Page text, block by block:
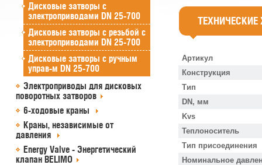
Дисковые затворы c
электроприводами DN 25-700
Дисковые затворы с резьбой c
электроприводами DN 25-700
Дисковые затворы c ручным
управ-м DN 25-700
Электроприводы для дисковых
поворотных затворов
6-ходовые краны
Краны, независимые от
давления
Energy Valve - Энергетический
клапан BELIMO
Артикул
Конструкция
Тип
DN, мм
Kvs
Теплоноситель
Тип присоединения
Номинальное